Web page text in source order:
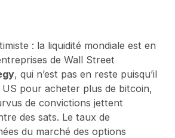
: la liquidité mondiale est en
de Wall Street
, qui n’est pas en reste puisqu’il
pour acheter plus de bitcoin,
de convictions jettent
des sats. Le taux de
du marché des options